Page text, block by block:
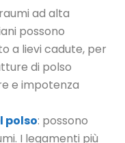
ad alta
possono
a lievi cadute, per
di polso
e impotenza
polso: possono
I legamenti più